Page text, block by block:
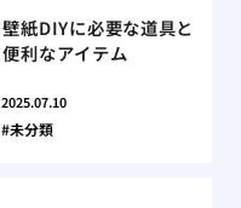
壁紙DIYに必要な道具と
便利なアイテム
2025.07.10
未分類